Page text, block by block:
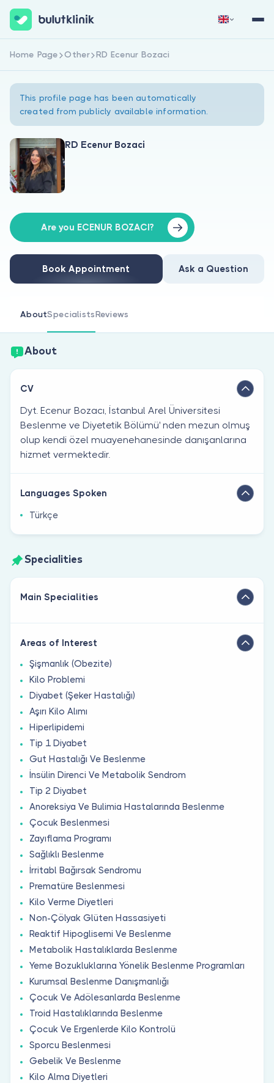
About Us
For Doctors
Are you a doctor?
Sign Up Now
Home Page Other RD Ecenur Bozaci
This profile page has been automatically
created from publicly available information.
RD Ecenur Bozaci
Are you ECENUR BOZACI?
Book Appointment Ask a Question
AboutSpecialistsReviews
About
CV
Dyt. Ecenur Bozacı, İstanbul Arel Üniversitesi
Beslenme ve Diyetetik Bölümü' nden mezun olmuş
olup kendi özel muayenehanesinde danışanlarına
hizmet vermektedir.
Languages Spoken
Türkçe
Specialities
Main Specialities
Areas of Interest
Şişmanlık (Obezite)
Kilo Problemi
Diyabet (Şeker Hastalığı)
Aşırı Kilo Alımı
Hiperlipidemi
Tip 1 Diyabet
Gut Hastalığı Ve Beslenme
İnsülin Direnci Ve Metabolik Sendrom
Tip 2 Diyabet
Anoreksiya Ve Bulimia Hastalarında Beslenme
Çocuk Beslenmesi
Zayıflama Programı
Sağlıklı Beslenme
İrritabl Bağırsak Sendromu
Prematüre Beslenmesi
Kilo Verme Diyetleri
Non-Çölyak Glüten Hassasiyeti
Reaktif Hipoglisemi Ve Beslenme
Metabolik Hastalıklarda Beslenme
Yeme Bozukluklarına Yönelik Beslenme Programları
Kurumsal Beslenme Danışmanlığı
Çocuk Ve Adölesanlarda Beslenme
Troid Hastalıklarında Beslenme
Çocuk Ve Ergenlerde Kilo Kontrolü
Sporcu Beslenmesi
Gebelik Ve Beslenme
Kilo Alma Diyetleri